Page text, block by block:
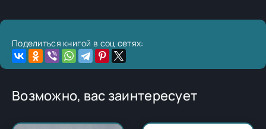
Поделиться книгой в соц сетях:
Возможно, вас заинтересует